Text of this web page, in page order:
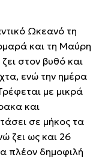
Ωκεανό τη
και τη Μαύρη
στον βυθό και
ενώ την ημέρα
με μικρά
και
σε μήκος τα
ζει ως και 26
πλέον δημοφιλή